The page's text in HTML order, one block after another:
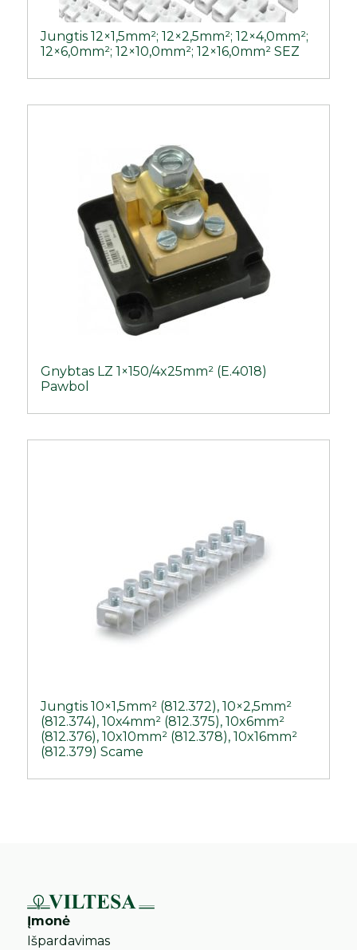
Jungtis 12×1,5mm²; 12×2,5mm²; 12×4,0mm²;
12×6,0mm²; 12×10,0mm²; 12×16,0mm² SEZ
Gnybtas LZ 1×150/4x25mm² (E.4018)
Pawbol
Jungtis 10×1,5mm² (812.372), 10×2,5mm²
(812.374), 10x4mm² (812.375), 10x6mm²
(812.376), 10x10mm² (812.378), 10x16mm²
(812.379) Scame
Įmonė
Išpardavimas